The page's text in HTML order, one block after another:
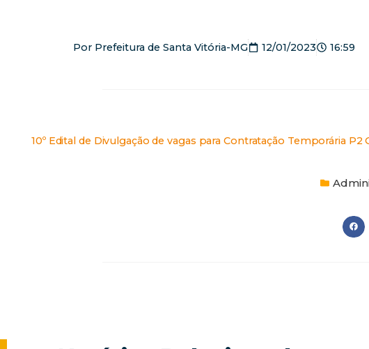
Por Prefeitura de Santa Vitória-MG 12/01/2023 16:59
10º Edital de Divulgação de vagas para Contratação Temporária P2